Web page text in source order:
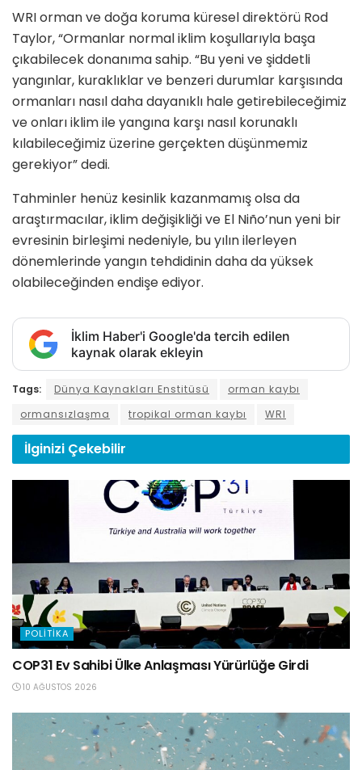
WRI orman ve doğa koruma küresel direktörü Rod
Taylor, “Ormanlar normal iklim koşullarıyla başa
çıkabilecek donanıma sahip. “Bu yeni ve şiddetli
yangınlar, kuraklıklar ve benzeri durumlar karşısında
ormanları nasıl daha dayanıklı hale getirebileceğimiz
ve onları iklim ile yangına karşı nasıl korunaklı
kılabileceğimiz üzerine gerçekten düşünmemiz
gerekiyor” dedi.
Tahminler henüz kesinlik kazanmamış olsa da
araştırmacılar, iklim değişikliği ve El Niño’nun yeni bir
evresinin birleşimi nedeniyle, bu yılın ilerleyen
dönemlerinde yangın tehdidinin daha da yüksek
olabileceğinden endişe ediyor.
İklim Haber'i Google'da tercih edilen
kaynak olarak ekleyin
Tags: Dünya Kaynakları Enstitüsü
orman kaybı
ormansızlaşma
tropikal orman kaybı WRI
İlginizi Çekebilir
POLITIKA
COP31 Ev Sahibi Ülke Anlaşması Yürürlüğe Girdi
10 AĞUSTOS 2026